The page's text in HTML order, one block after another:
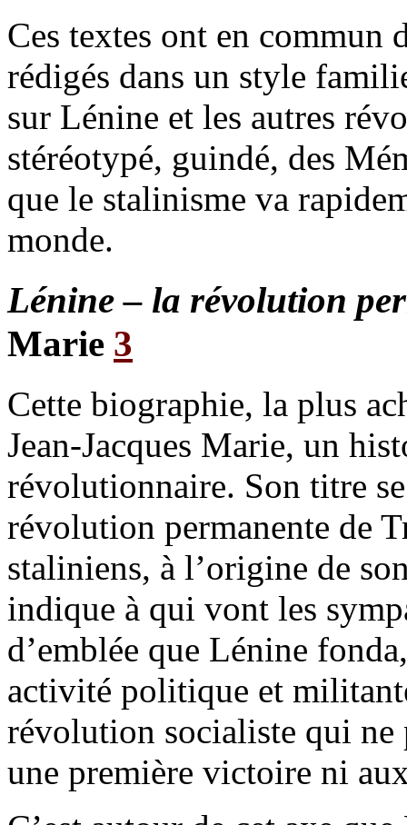
Ces textes ont en commun
rédigés dans un style
sur Lénine et les autres
stéréotypé, guindé, des
que le stalinisme va
monde.
Lénine – la révolution
Marie 3
Cette biographie, la plus
Jean-Jacques Marie, un
révolutionnaire. Son titre
révolution permanente de
staliniens, à l’origine de
indique à qui vont les
d’emblée que Lénine
activité politique et
révolution socialiste qui ne
une première victoire ni